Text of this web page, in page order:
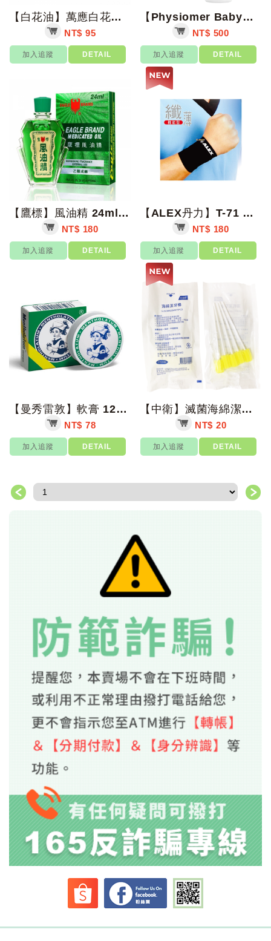
【白花油】萬應白花油 5ml/10ml/20ml/瓶【上好藥局銀髮照護】
NT$ 95
加入追蹤 DETAIL
【Physiomer Baby】科瑪舒喜滿洗鼻器 溫和型 115ml/瓶【上好藥...
NT$ 500
加入追蹤 DETAIL
【鷹標】風油精 24ml/瓶【上好藥局銀髮照護】
NT$ 180
加入追蹤 DETAIL
【ALEX丹力】T-71 纖薄型護腕 S/M/L【上好藥局銀髮照護】
NT$ 180
加入追蹤 DETAIL
【曼秀雷敦】軟膏 12g/35g/75g/盒【上好藥局銀髮照護】曼秀雷敦軟膏 小...
NT$ 78
加入追蹤 DETAIL
【中衛】滅菌海綿潔牙棒(含牙粉/不含牙粉) 5入/包 黃色【上好藥局銀髮照護】口...
NT$ 20
加入追蹤 DETAIL
＜ ＞